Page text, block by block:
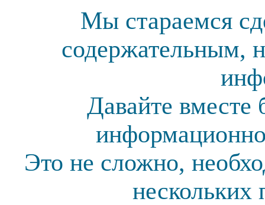
Мы стараемся
содержательным,
Давайте вместе
Это не сложно,
нескольких